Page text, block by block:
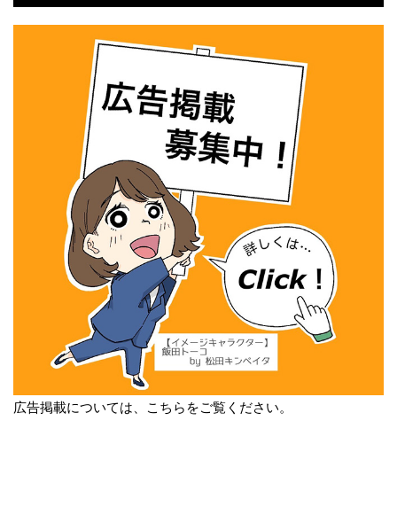
広告掲載については、こちらをご覧ください。